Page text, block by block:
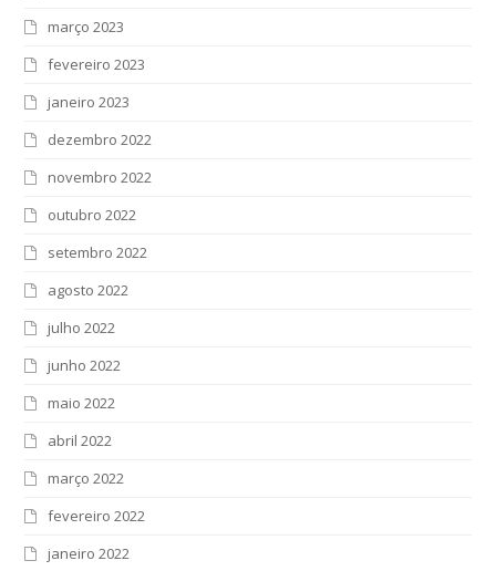
março 2023
fevereiro 2023
janeiro 2023
dezembro 2022
novembro 2022
outubro 2022
setembro 2022
agosto 2022
julho 2022
junho 2022
maio 2022
abril 2022
março 2022
fevereiro 2022
janeiro 2022